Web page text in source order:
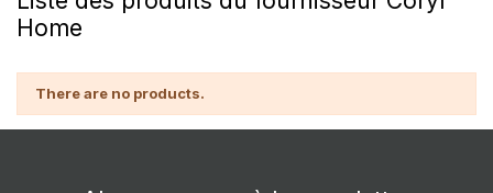
Home
There are no products.